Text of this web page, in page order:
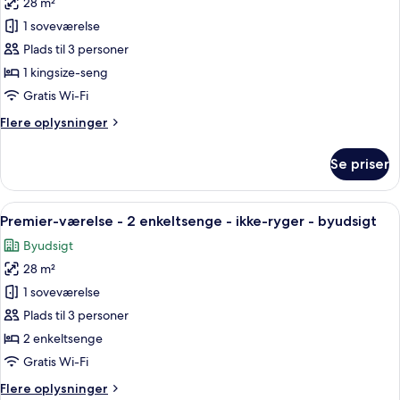
af
Premier-
værelse
-
1
seng
ryger
-
byudsigt
1 soveværelse
Plads til 3 personer
1 kingsize-seng
Gratis Wi-Fi
Flere oplysninger
Flere
værelse
1
seng
ikke-
ryger
byudsigt
Se priser
Indlæs
alle
billeder
af
Premier-
værelse
-
2
-
Et hotelværelse med en stor seng,
7
Premier-værelse - 2 enkeltsenge - ikke-ryger - byudsigt
Byudsigt
28 m²
1 soveværelse
Plads til 3 personer
2 enkeltsenge
Gratis Wi-Fi
Flere oplysninger
Flere